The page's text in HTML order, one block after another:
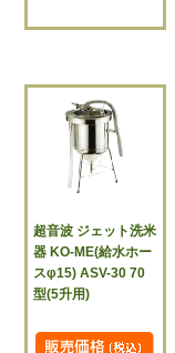
超音波 ジェット洗米
器 KO-ME(給水ホー
スφ15) ASV-30 70
型(5升用)